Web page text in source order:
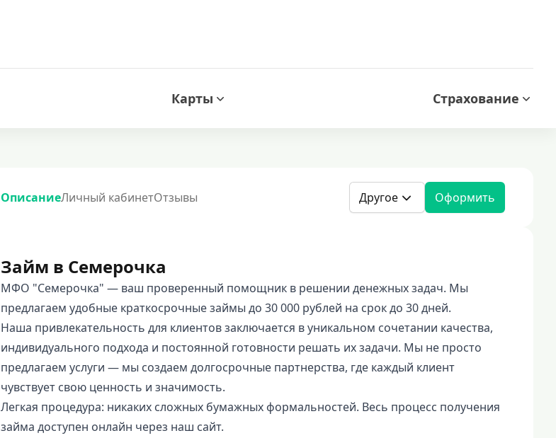
Карты Страхование
ОписаниеЛичный кабинетОтзывы Другое Оформить
Займ в Семерочка
МФО "Семерочка" — ваш проверенный помощник в решении денежных задач. Мы
предлагаем удобные краткосрочные займы до 30 000 рублей на срок до 30 дней.
Наша привлекательность для клиентов заключается в уникальном сочетании качества,
индивидуального подхода и постоянной готовности решать их задачи. Мы не просто
предлагаем услуги — мы создаем долгосрочные партнерства, где каждый клиент
чувствует свою ценность и значимость.
Легкая процедура: никаких сложных бумажных формальностей. Весь процесс получения
займа доступен онлайн через наш сайт.